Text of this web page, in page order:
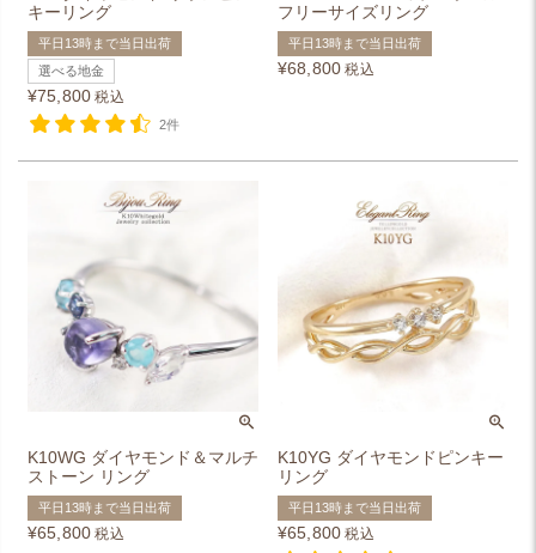
キーリング
平日13時まで当日出荷
選べる地金
¥75,800 税込
2件
フリーサイズリング
平日13時まで当日出荷
¥68,800 税込
K10WG ダイヤモンド＆マルチ
ストーン リング
平日13時まで当日出荷
¥65,800 税込
K10YG ダイヤモンドピンキー
リング
平日13時まで当日出荷
¥65,800 税込